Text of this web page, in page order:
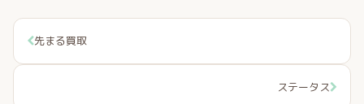
先まる買取
ステータス